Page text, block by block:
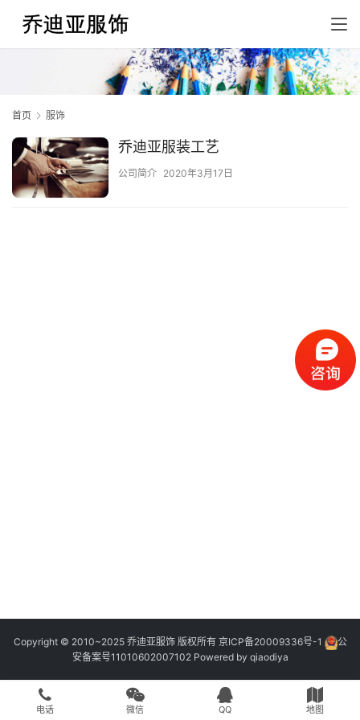
首页 服饰
乔迪亚服装工艺
公司简介 2020年3月17日
Copyright © 2010~2025 乔迪亚服饰 版权所有 京ICP备20009336号-1
公
安备案号11010602007102Powered by qiaodiya
电话 微信 QQ 地图